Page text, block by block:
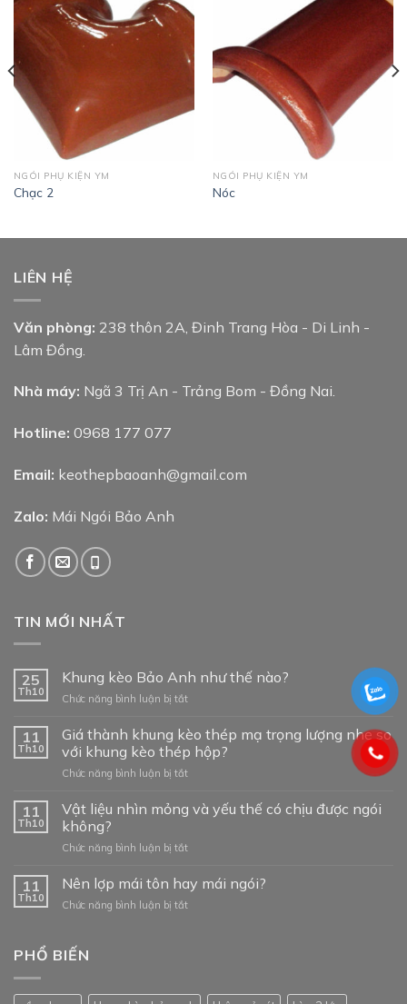
NGÓI PHỤ KIỆN YM
Chạc 2
NGÓI PHỤ KIỆN YM
Nóc
LIÊN HỆ
Văn phòng: 238 thôn 2A, Đinh Trang Hòa - Di Linh -
Lâm Đồng.
Nhà máy: Ngã 3 Trị An - Trảng Bom - Đồng Nai.
Hotline: 0968 177 077
Email: keothepbaoanh@gmail.com
Zalo: Mái Ngói Bảo Anh
TIN MỚI NHẤT
25
Th10
Khung kèo Bảo Anh như thế nào?
Chức năng bình luận bị tắtở
kèo
Bảo
Anh
như
nào?
11
Th10
Giá thành khung kèo thép mạ trọng lượng nhẹ so
với khung kèo thép hộp?
Chức năng bình luận bị tắtở
thành
khung
thép
trọng
lượng
nhẹ
11
Th10
Vật liệu nhìn mỏng và yếu thế có chịu được ngói
không?
Chức năng bình luận bị tắtở
nhìn
mỏng
11
Th10
Nên lợp mái tôn hay mái ngói?
Chức năng bình luận bị tắtở
mái
PHỔ BIẾN